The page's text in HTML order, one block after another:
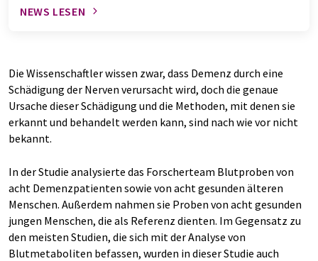
NEWS LESEN
Die Wissenschaftler wissen zwar, dass Demenz durch eine
Schädigung der Nerven verursacht wird, doch die genaue
Ursache dieser Schädigung und die Methoden, mit denen sie
erkannt und behandelt werden kann, sind nach wie vor nicht
bekannt.
In der Studie analysierte das Forscherteam Blutproben von
acht Demenzpatienten sowie von acht gesunden älteren
Menschen. Außerdem nahmen sie Proben von acht gesunden
jungen Menschen, die als Referenz dienten. Im Gegensatz zu
den meisten Studien, die sich mit der Analyse von
Blutmetaboliten befassen, wurden in dieser Studie auch